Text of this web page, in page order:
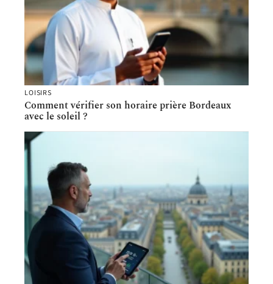
LOISIRS
Comment vérifier son horaire prière Bordeaux
avec le soleil ?